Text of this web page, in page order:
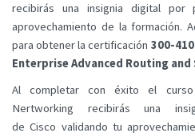
recibirás una insignia digital por
aprovechamiento de la formación.
para obtener la certificación 300-
Enterprise Advanced Routing and
Al completar con éxito el curso
Nertworking recibirás una
de Cisco validando tu